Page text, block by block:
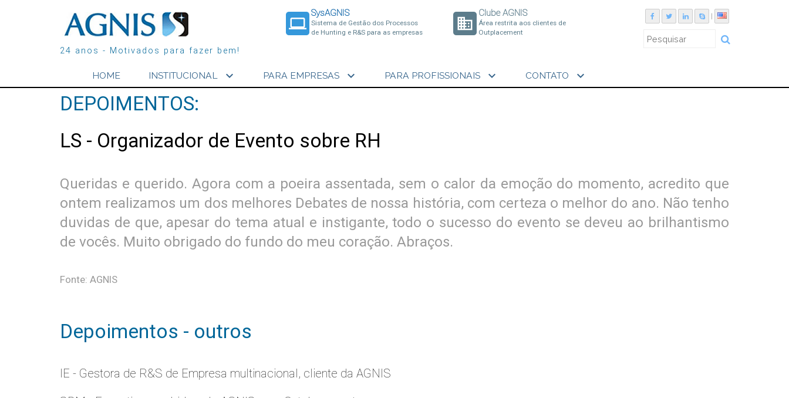
24 anos - Motivados para fazer bem!
laptop
SysAGNIS
Sistema de Gestão dos Processos
de Hunting e R&S para as empresas
business
Clube AGNIS
Área restrita aos clientes de
Outplacement
HOME INSTITUCIONAL expand_more PARA EMPRESAS expand_more PARA PROFISSIONAIS expand_more CONTATO expand_more
DEPOIMENTOS:
LS - Organizador de Evento sobre RH
Queridas e querido. Agora com a poeira assentada, sem o calor da emoção do momento, acredito que
ontem realizamos um dos melhores Debates de nossa história, com certeza o melhor do ano. Não tenho
duvidas de que, apesar do tema atual e instigante, todo o sucesso do evento se deveu ao brilhantismo
de vocês. Muito obrigado do fundo do meu coração. Abraços.
Fonte: AGNIS
Depoimentos - outros
IE - Gestora de R&S de Empresa multinacional, cliente da AGNIS